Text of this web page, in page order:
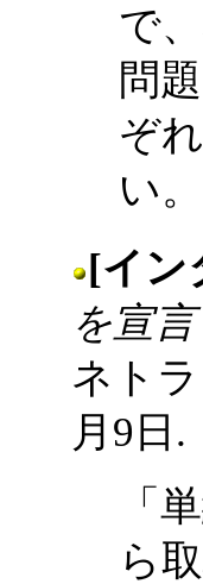
で
問
ぞ
い。
[イン
を宣
ネト
月9日.
「
ら